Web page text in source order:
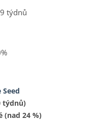
týdnů
Seed
týdnů)
(nad 24 %)